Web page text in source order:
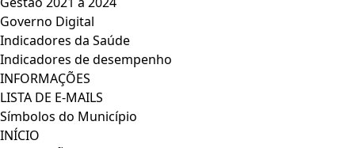
Governo Digital
Indicadores da Saúde
Indicadores de desempenho
INFORMAÇÕES
LISTA DE E-MAILS
Símbolos do Município
INÍCIO